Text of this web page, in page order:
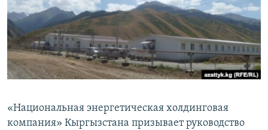
«Национальная энергетическая холдинговая
компания» Кыргызстана призывает руководство